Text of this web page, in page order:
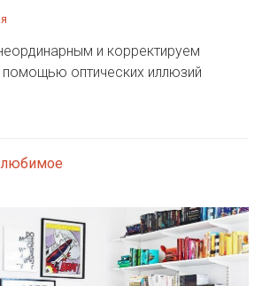
и корректируем
оптических иллюзий
любимое